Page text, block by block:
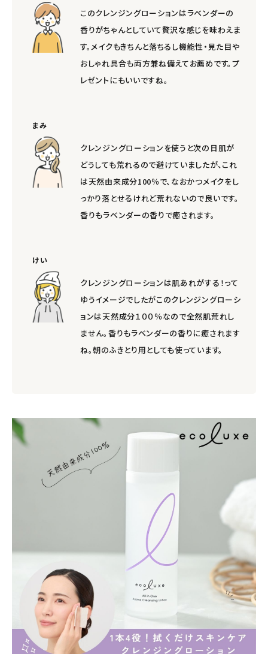
このクレンジングローションはラベンダーの
香りがちゃんとしていて贅沢な感じを味わえま
す。メイクもきちんと落ちるし機能性・見た目や
おしゃれ具合も両方兼ね備えてお薦めです。プ
レゼントにもいいですね。
まみ
クレンジングローションを使うと次の日肌が
どうしても荒れるので避けていましたが、これ
は天然由来成分100％で、なおかつメイクをし
っかり落とせるけれど荒れないので良いです。
香りもラベンダーの香りで癒されます。
けい
クレンジングローションは肌あれがする！って
ゆうイメージでしたがこのクレンジングローシ
ョンは天然成分１００％なので全然肌荒れし
ません。香りもラベンダーの香りに癒されます
ね。朝のふきとり用としても使っています。